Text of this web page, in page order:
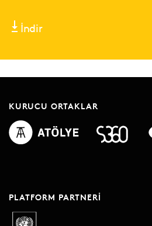
İndir
KURUCU ORTAKLAR
PLATFORM PARTNERI